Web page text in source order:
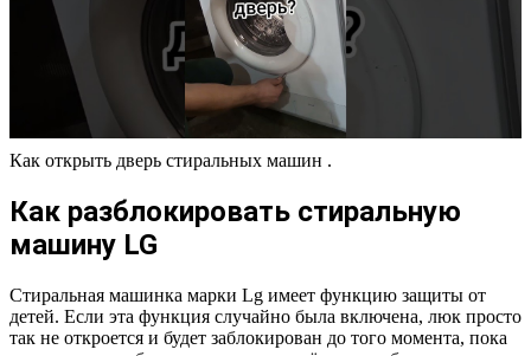
Как открыть дверь стиральных машин .
Как разблокировать стиральную
машину LG
Стиральная машинка марки Lg имеет функцию защиты от
детей. Если эта функция случайно была включена, люк просто
так не откроется и будет заблокирован до того момента, пока